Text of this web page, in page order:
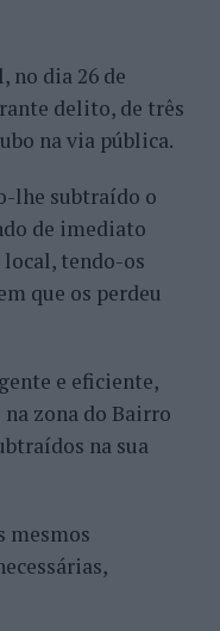
no dia 26 de
delito, de três
na via pública.
lhe subtraído o
de imediato
local, tendo-os
que os perdeu
e eficiente,
zona do Bairro
na sua
mesmos